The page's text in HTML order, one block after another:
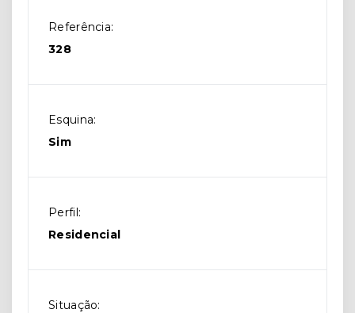
Referência:
328
Esquina:
Sim
Perfil:
Residencial
Situação: